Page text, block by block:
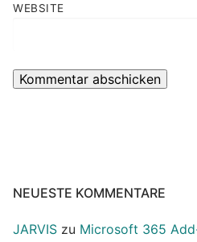
WEBSITE
NEUESTE KOMMENTARE
JARVIS zu Microsoft 365